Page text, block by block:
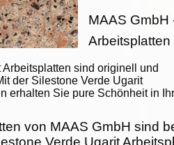
Arbeitsplatten sind originell und
der Silestone Verde Ugarit
erhalten Sie pure Schönheit in
MAAS GmbH
Arbeitsplatten
von MAAS GmbH sind
Verde Ugarit